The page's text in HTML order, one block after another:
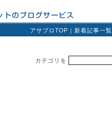
アサブロTOP 新着記事一覧
カテゴリを